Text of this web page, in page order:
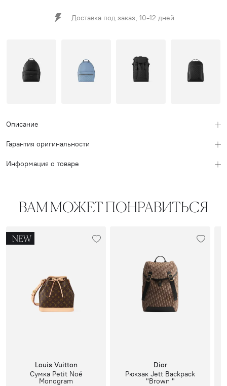
Доставка под заказ, 10-12 дней
Описание
Гарантия оригинальности
Информация о товаре
ВАМ МОЖЕТ ПОНРАВИТЬСЯ
NEW
Louis Vuitton
Сумка Petit Noé
Monogram
Dior
Рюкзак Jett Backpack
"Brown "